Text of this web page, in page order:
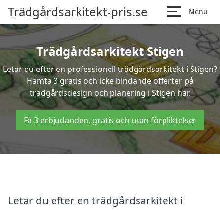
Trädgårdsarkitekt-pris.se Menu
Trädgårdsarkitekt Stigen
Letar du efter en professionell trädgårdsarkitekt i Stigen?
Hämta 3 gratis och icke bindande offerter på
trädgårdsdesign och planering i Stigen här.
Få 3 erbjudanden, gratis och utan förpliktelser
Letar du efter en trädgårdsarkitekt i